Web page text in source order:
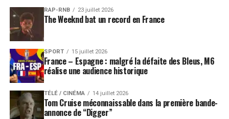
RAP-RNB 23 juillet 2026
The Weeknd bat un record en France
SPORT 15 juillet 2026
France – Espagne : malgré la défaite des Bleus, M6
réalise une audience historique
TÉLÉ / CINÉMA 14 juillet 2026
Tom Cruise méconnaissable dans la première bande-
annonce de “Digger”